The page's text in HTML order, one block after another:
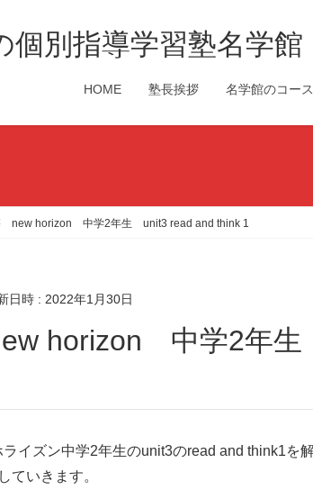
個別指導学習塾名学館
HOME 塾長挨拶 名学館のコース
new horizon 中学2年生 unit3 read and think 1
日時 : 2022年1月30日
イズン中学2年生のunit3のread and think1を
ていきます。